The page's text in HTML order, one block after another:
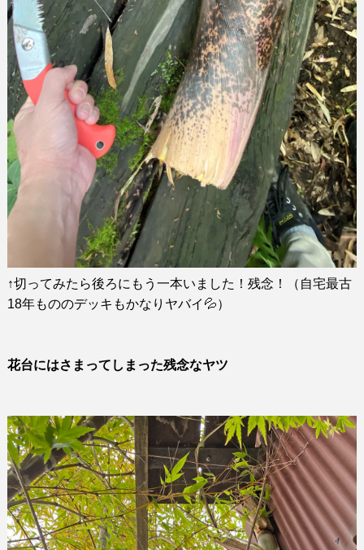
↑切ってみたら後ろにもう一本いました！残念！（自宅最古
18年もののデッキもかなりヤバイ 💦）
花台にはさまってしまった残念なヤツ